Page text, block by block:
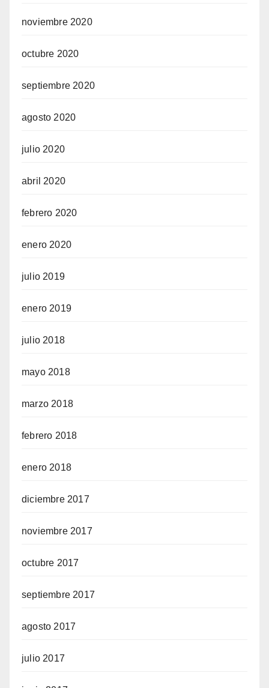
noviembre 2020
octubre 2020
septiembre 2020
agosto 2020
julio 2020
abril 2020
febrero 2020
enero 2020
julio 2019
enero 2019
julio 2018
mayo 2018
marzo 2018
febrero 2018
enero 2018
diciembre 2017
noviembre 2017
octubre 2017
septiembre 2017
agosto 2017
julio 2017